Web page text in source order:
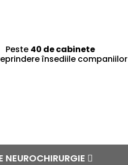
Peste 40 de cabinete
însediile companiilor
NEUROCHIRURGIE